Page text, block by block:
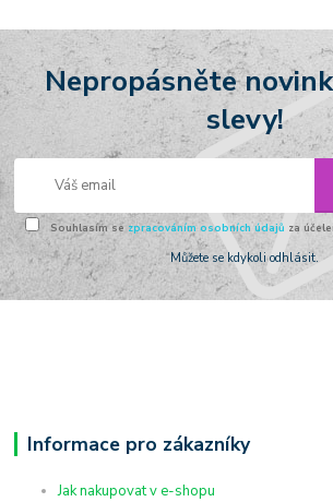
Nepropásněte
slevy!
Souhlasím se zpracováním osobních údajů za
Můžete se kdykoli odhlásit.
Informace pro zákazníky
Jak nakupovat v e-shopu